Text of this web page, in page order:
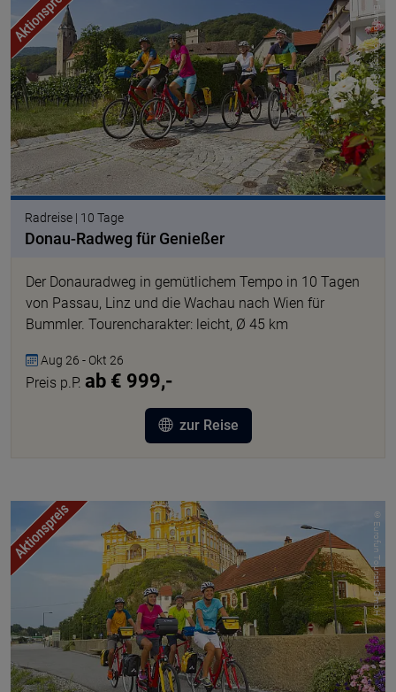
© Eurofun Touristik GmbH
Radreise | 10 Tage
Donau-Radweg für Genießer
Der Donauradweg in gemütlichem Tempo in 10 Tagen
von Passau, Linz und die Wachau nach Wien für
Bummler. Tourencharakter: leicht, Ø 45 km
Aug 26 - Okt 26
Preis p.P. ab € 999,-
zur Reise
© Eurofun Touristik GmbH